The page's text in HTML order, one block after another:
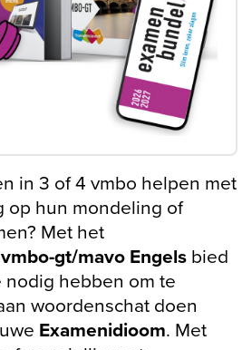
in 3 of 4 vmbo helpen met
op hun mondeling of
Met het
gt/mavo Engelsbied
nodig hebben om te
woordenschat doen
Examenidioom. Met